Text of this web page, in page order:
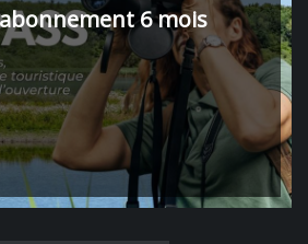
abonnement 6 mois